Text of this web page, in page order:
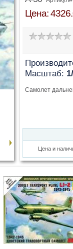
Цена:
Масштаб:
Самолет
Цена и